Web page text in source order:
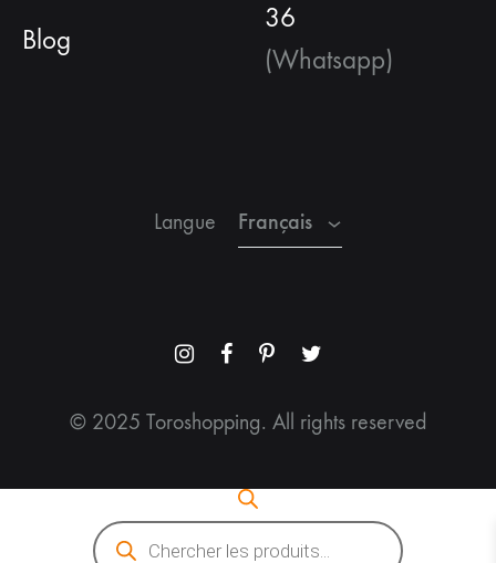
Blog
36
(Whatsapp)
MenuMenuMenuMenu
© 2025 Toroshopping. All rights reserved
Langue Français
Français
Recherche
de